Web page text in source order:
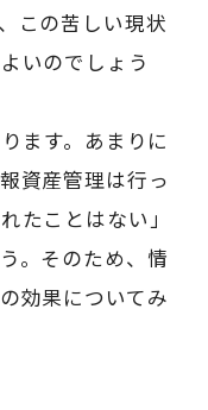
この苦しい現状
いのでしょう
ます。あまりに
資産管理は行っ
たことはない」
。そのため、情
効果についてみ